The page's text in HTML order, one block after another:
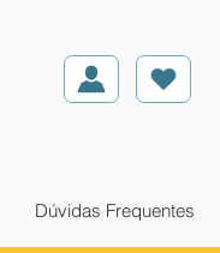
Dúvidas Frequentes